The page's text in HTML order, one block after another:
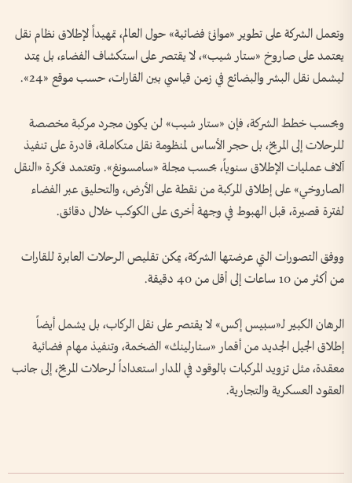
وتعمل الشركة على تطوير «موانئ فضائية» حول العالم، تمهيداً لإطلاق نظام نقل
يعتمد على صاروخ «ستار شيب»، لا يقتصر على استكشاف الفضاء، بل يمتد
ليشمل نقل البشر والبضائع في زمن قياسي بين القارات، حسب موقع «24».
وبحسب خطط الشركة، فإن «ستار شيب» لن يكون مجرد مركبة مخصصة
للرحلات إلى المريخ، بل حجر الأساس لمنظومة نقل متكاملة، قادرة على تنفيذ
آلاف عمليات الإطلاق سنوياً، بحسب مجلة «سامسونغ». وتعتمد فكرة «النقل
الصاروخي» على إطلاق المركبة من نقطة على الأرض، والتحليق عبر الفضاء
لفترة قصيرة، قبل الهبوط في وجهة أخرى على الكوكب خلال دقائق.
ووفق التصورات التي عرضتها الشركة، يمكن تقليص الرحلات العابرة للقارات
من أكثر من 10 ساعات إلى أقل من 40 دقيقة.
الرهان الكبير لـ«سبيس إكس» لا يقتصر على نقل الركاب، بل يشمل أيضاً
إطلاق الجيل الجديد من أقمار «ستارلينك» الضخمة، وتنفيذ مهام فضائية
معقدة، مثل تزويد المركبات بالوقود في المدار استعداداً لرحلات المريخ، إلى جانب
العقود العسكرية والتجارية.